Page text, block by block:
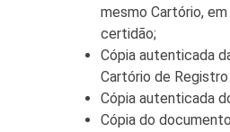
mesmo Cartório,
certidão;
Cópia autenticada
Cartório de
Cópia autenticada
Cópia do